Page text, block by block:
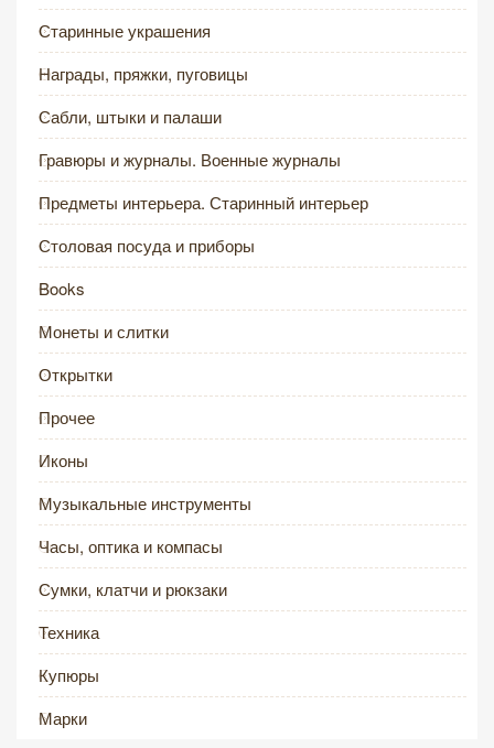
Старинные украшения
Награды, пряжки, пуговицы
Сабли, штыки и палаши
Гравюры и журналы. Военные журналы
Предметы интерьера. Старинный интерьер
Столовая посуда и приборы
Books
Монеты и слитки
Открытки
Прочее
Иконы
Музыкальные инструменты
Часы, оптика и компасы
Сумки, клатчи и рюкзаки
Техника
Купюры
Марки